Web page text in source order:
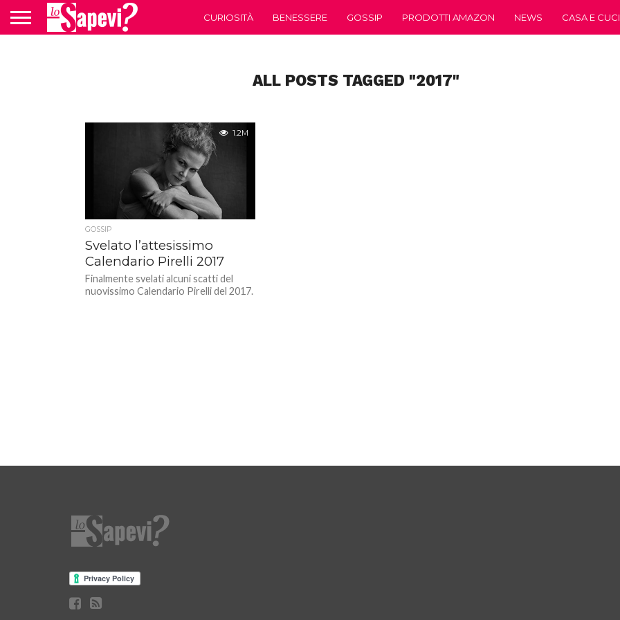
CURIOSITÀ BENESSERE GOSSIP PRODOTTI AMAZON NEWS CASA E
ALL POSTS TAGGED "2017"
1.2M
GOSSIP
Svelato l’attesissimo
Calendario Pirelli 2017
Finalmente svelati alcuni scatti del
nuovissimo Calendario Pirelli del 2017.